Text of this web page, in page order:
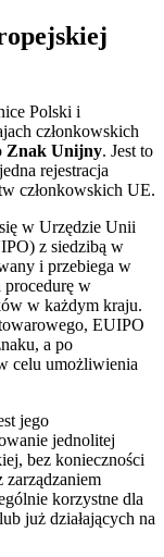
Polski i
członkowskich
Znak Unijny. Jest to
rejestracja
członkowskich UE.
w Urzędzie Unii
z siedzibą w
i przebiega w
procedurę w
w każdym kraju.
EUIPO
a po
celu umożliwienia
jego
jednolitej
bez konieczności
zarządzaniem
korzystne dla
już działających na